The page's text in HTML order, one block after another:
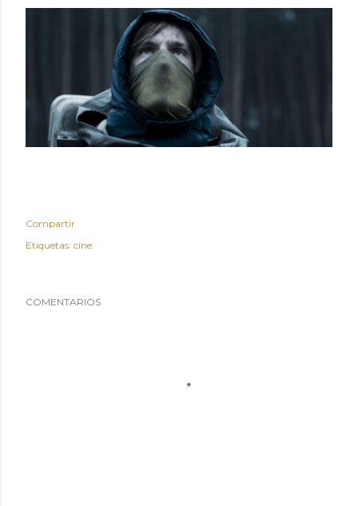
Compartir
Etiquetas: cine
COMENTARIOS